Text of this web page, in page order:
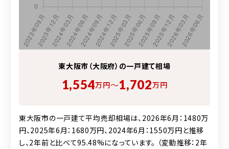
東大阪市（大阪府）の一戸建て相場
1,554万円〜1,702万円
東大阪市の一戸建て平均売却相場は、2026年6月：1480万
円、2025年6月：1680万円、2024年6月：1550万円と推移
し、2年前と比べて95.48%になっています。 （変動推移：2年